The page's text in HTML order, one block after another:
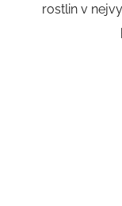
rostlin v